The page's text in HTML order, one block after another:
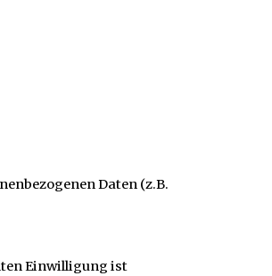
Daten (z.B.
Einwilligung ist